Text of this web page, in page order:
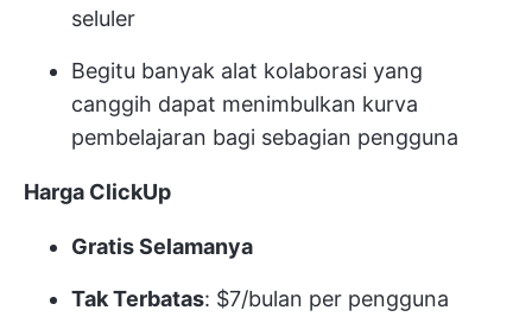
seluler
Begitu banyak alat kolaborasi yang
canggih dapat menimbulkan kurva
pembelajaran bagi sebagian pengguna
Harga ClickUp
Gratis Selamanya
Tak Terbatas: $7/bulan per pengguna